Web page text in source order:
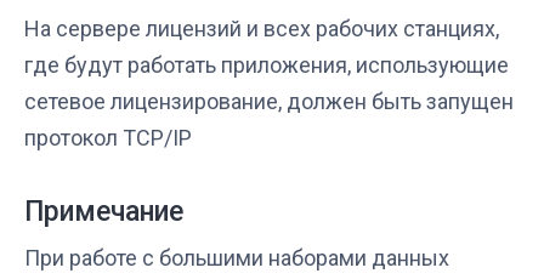
На сервере лицензий и всех рабочих станциях,
где будут работать приложения, использующие
сетевое лицензирование, должен быть запущен
протокол TCP/IP
Примечание
При работе с большими наборами данных